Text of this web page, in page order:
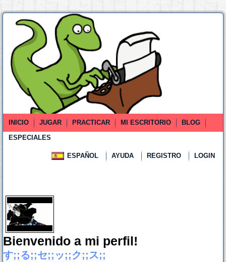
INICIO JUGAR PRACTICAR MI ESCRITORIO
BLOG
ESPECIALES
ESPAÑOL AYUDA REGISTRO LOGIN
Bienvenido a mi perfil!
す;;る;;セ;;ッ;;ク;;ス;;